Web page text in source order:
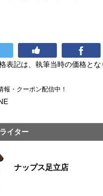
表記は、執筆当時の価格とな
報・クーポン配信中！
イター
ナップス足立店